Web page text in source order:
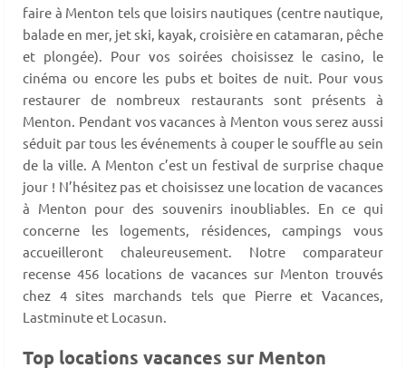
faire à Menton tels que loisirs nautiques (centre nautique,
balade en mer, jet ski, kayak, croisière en catamaran, pêche
et plongée). Pour vos soirées choisissez le casino, le
cinéma ou encore les pubs et boites de nuit. Pour vous
restaurer de nombreux restaurants sont présents à
Menton. Pendant vos vacances à Menton vous serez aussi
séduit par tous les événements à couper le souffle au sein
de la ville. A Menton c’est un festival de surprise chaque
jour ! N’hésitez pas et choisissez une location de vacances
à Menton pour des souvenirs inoubliables. En ce qui
concerne les logements, résidences, campings vous
accueilleront chaleureusement. Notre comparateur
recense 456 locations de vacances sur Menton trouvés
chez 4 sites marchands tels que Pierre et Vacances,
Lastminute et Locasun.
Top locations vacances sur Menton